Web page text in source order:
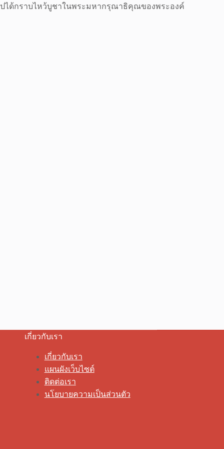
ได้กราบไหว้บูชาในพระมหากรุณาธิคุณของพระองค์
เกี่ยวกับเรา
เกี่ยวกับเรา
แผนผังเว็บไซต์
ติดต่อเรา
นโยบายความเป็นส่วนตัว